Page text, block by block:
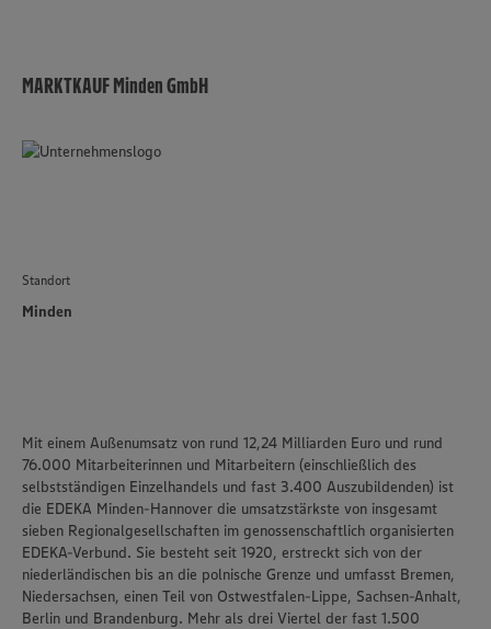
MARKTKAUF Minden GmbH
Standort
Minden
Mit einem Außenumsatz von rund 12,24 Milliarden Euro und rund
76.000 Mitarbeiterinnen und Mitarbeitern (einschließlich des
selbstständigen Einzelhandels und fast 3.400 Auszubildenden) ist
die EDEKA Minden-Hannover die umsatzstärkste von insgesamt
sieben Regionalgesellschaften im genossenschaftlich organisierten
EDEKA-Verbund. Sie besteht seit 1920, erstreckt sich von der
niederländischen bis an die polnische Grenze und umfasst Bremen,
Niedersachsen, einen Teil von Ostwestfalen-Lippe, Sachsen-Anhalt,
Berlin und Brandenburg. Mehr als drei Viertel der fast 1.500